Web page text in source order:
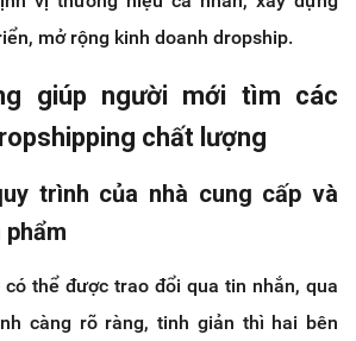
mở rộng kinh doanh dropship.
giúp người mới tìm các
chất lượng
trình của nhà cung cấp và
thể được trao đổi qua tin nhắn, qua
càng rõ ràng, tinh giản thì hai bên